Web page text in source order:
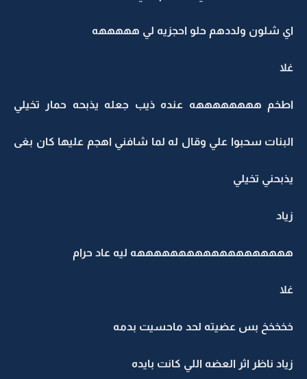
اي شلون ولددهم حلو احجزيه لي هههههه
غلا
اطخم ههههههههه عنده ذيب جعله يذبحه حمار تخيلي
البنات سحبوا علي وقال له لما شافني اهجم عليها كان بغى
يذبحني تخيلي
زياد
هههههههههههههههههههه ليه عاد حرام
غلا
خخخخخ بس عضيته لحد ماحسيت بدمه
زياد ناظر اثر العضه اللي كانت بايده